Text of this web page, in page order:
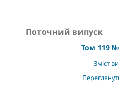
Поточний випуск
Том 119 №
Зміст